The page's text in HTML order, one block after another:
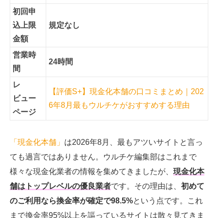
初回申
込上限
金額
規定なし
営業時
間
24時間
レ
ビュー
ページ
【評価S+】現金化本舗の口コミまとめ｜202
6年8月最もウルチケがおすすめする理由
「現金化本舗」 は2026年8月、最もアツいサイトと言っ
ても過言ではありません。ウルチケ編集部はこれまで
様々な現金化業者の情報を集めてきましたが、 現金化本
舗はトップレベルの優良業者です。その理由は、 初めて
のご利用なら換金率が確定で98.5%という点です。これ
まで換金率95%以上を謳っているサイトは散々見てきま